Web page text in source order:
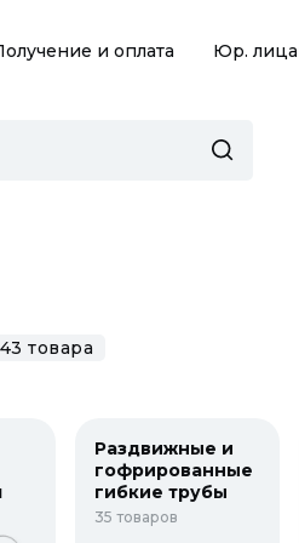
и оплата Юр.
товара
Раздвижные и
гофрированные
гибкие трубы
35 товаров